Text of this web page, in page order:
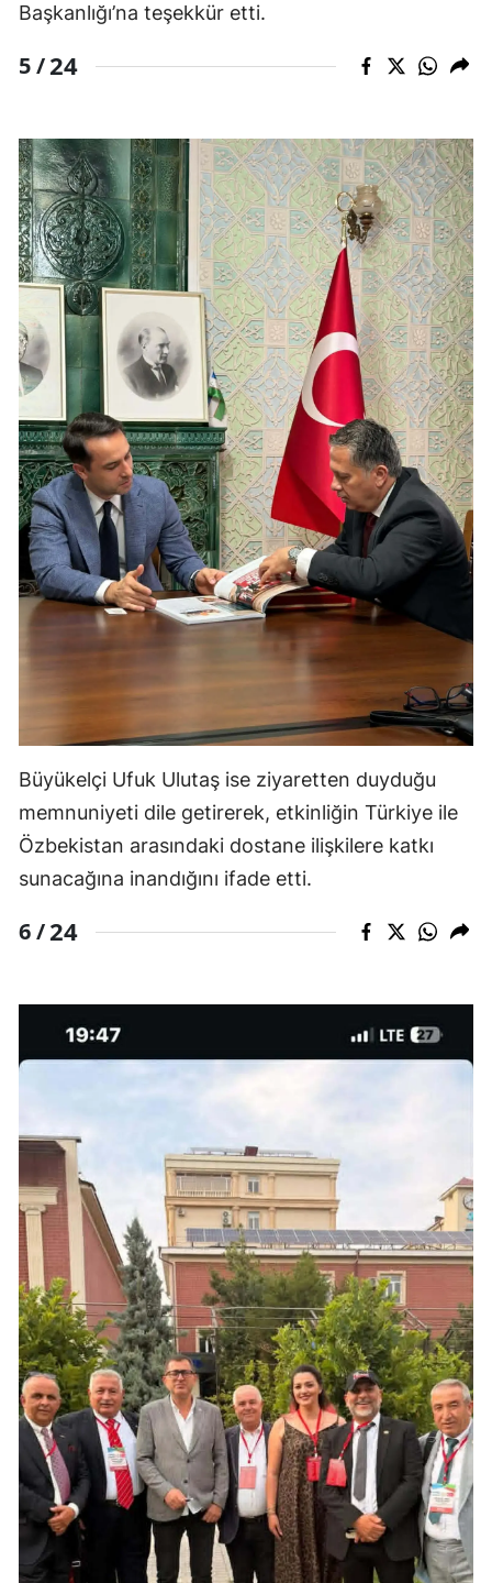
Başkanlığı’na teşekkür etti.
5 /24
Büyükelçi Ufuk Ulutaş ise ziyaretten duyduğu
memnuniyeti dile getirerek, etkinliğin Türkiye ile
Özbekistan arasındaki dostane ilişkilere katkı
sunacağına inandığını ifade etti.
6 /24